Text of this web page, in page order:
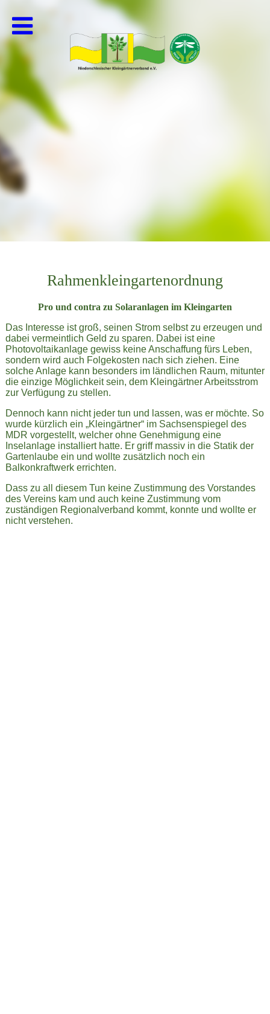
Rahmenkleingartenordnung
Pro und contra zu Solaranlagen im Kleingarten
Das Interesse ist groß, seinen Strom selbst zu erzeugen und
dabei vermeintlich Geld zu sparen. Dabei ist eine
Photovoltaikanlage gewiss keine Anschaffung fürs Leben,
sondern wird auch Folgekosten nach sich ziehen. Eine
solche Anlage kann besonders im ländlichen Raum, mitunter
die einzige Möglichkeit sein, dem Kleingärtner Arbeitsstrom
zur Verfügung zu stellen.
Dennoch kann nicht jeder tun und lassen, was er möchte. So
wurde kürzlich ein „Kleingärtner“ im Sachsenspiegel des
MDR vorgestellt, welcher ohne Genehmigung eine
Inselanlage installiert hatte. Er griff massiv in die Statik der
Gartenlaube ein und wollte zusätzlich noch ein
Balkonkraftwerk errichten.
Dass zu all diesem Tun keine Zustimmung des Vorstandes
des Vereins kam und auch keine Zustimmung vom
zuständigen Regionalverband kommt, konnte und wollte er
nicht verstehen.